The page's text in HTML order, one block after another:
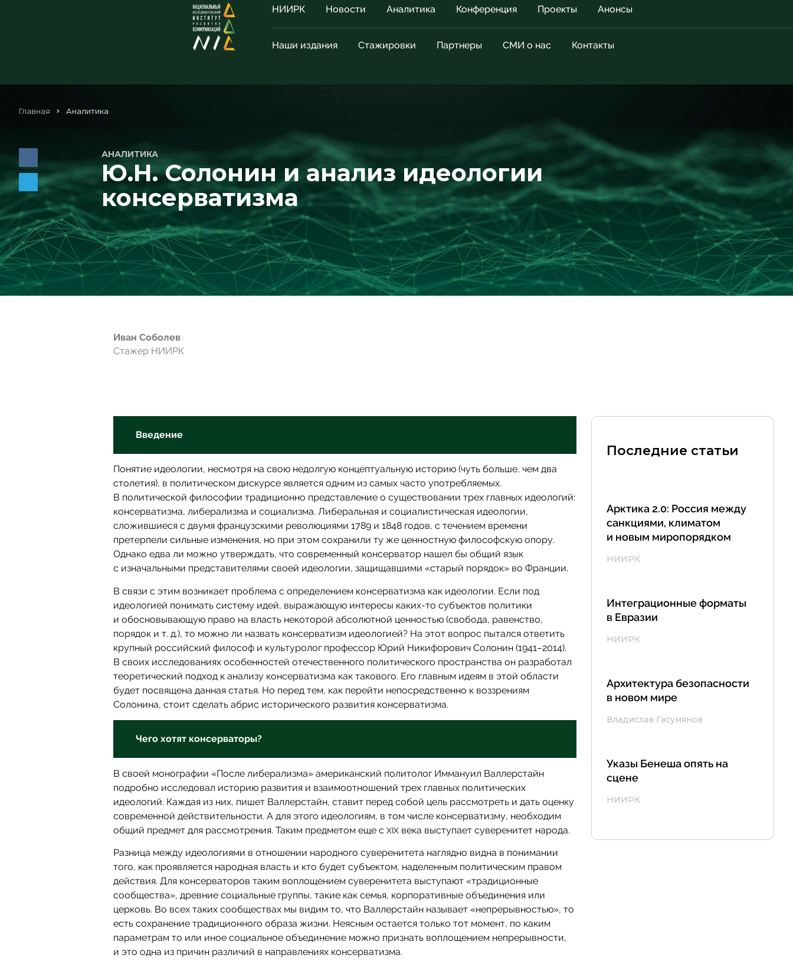
НИИРК Новости Аналитика Конференция Проекты Анонсы
Наши издания Стажировки Партнеры СМИ о нас Контакты
Главная Аналитика
АНАЛИТИКА
Ю.Н. Солонин и анализ идеологии
консерватизма
Иван Соболев
Стажер НИИРК
Введение
Понятие идеологии, несмотря на свою недолгую концептуальную историю (чуть больше, чем два
столетия), в политическом дискурсе является одним из самых часто употребляемых.
В политической философии традиционно представление о существовании трех главных идеологий:
консерватизма, либерализма и социализма. Либеральная и социалистическая идеологии,
сложившиеся с двумя французскими революциями 1789 и 1848 годов, с течением времени
претерпели сильные изменения, но при этом сохранили ту же ценностную философскую опору.
Однако едва ли можно утверждать, что современный консерватор нашел бы общий язык
с изначальными представителями своей идеологии, защищавшими «старый порядок» во Франции.
В связи с этим возникает проблема с определением консерватизма как идеологии. Если под
идеологией понимать систему идей, выражающую интересы каких-то субъектов политики
и обосновывающую право на власть некоторой абсолютной ценностью (свобода, равенство,
порядок и т. д.), то можно ли назвать консерватизм идеологией? На этот вопрос пытался ответить
крупный российский философ и культуролог профессор Юрий Никифорович Солонин (1941–2014).
В своих исследованиях особенностей отечественного политического пространства он разработал
теоретический подход к анализу консерватизма как такового. Его главным идеям в этой области
будет посвящена данная статья. Но перед тем, как перейти непосредственно к воззрениям
Солонина, стоит сделать абрис исторического развития консерватизма.
Чего хотят консерваторы?
В своей монографии «После либерализма» американский политолог Иммануил Валлерстайн
подробно исследовал историю развития и взаимоотношений трех главных политических
идеологий. Каждая из них, пишет Валлерстайн, ставит перед собой цель рассмотреть и дать оценку
современной действительности. А для этого идеологиям, в том числе консерватизму, необходим
общий предмет для рассмотрения. Таким предметом еще с XIX века выступает суверенитет народа.
Разница между идеологиями в отношении народного суверенитета наглядно видна в понимании
того, как проявляется народная власть и кто будет субъектом, наделенным политическим правом
действия. Для консерваторов таким воплощением суверенитета выступают «традиционные
сообщества», древние социальные группы, такие как семья, корпоративные объединения или
церковь. Во всех таких сообществах мы видим то, что Валлерстайн называет «непрерывностью», то
есть сохранение традиционного образа жизни. Неясным остается только тот момент, по каким
параметрам то или иное социальное объединение можно признать воплощением непрерывности,
и это одна из причин различий в направлениях консерватизма.
Последние статьи
Арктика 2.0: Россия между
санкциями, климатом
и новым миропорядком
НИИРК
Интеграционные форматы
в Евразии
НИИРК
Архитектура безопасности
в новом мире
Владислав Гасумянов
Указы Бенеша опять на
сцене
НИИРК